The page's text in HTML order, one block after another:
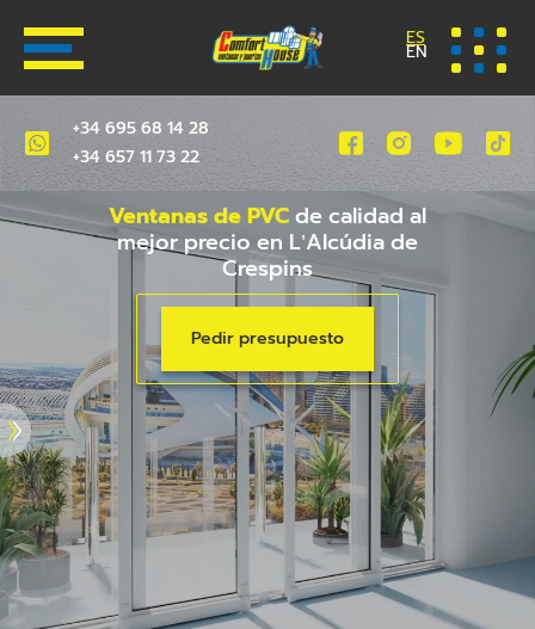
ES
EN
+34 695 68 14 28
+34 657 11 73 22
Ventanas de PVCde calidad al
mejor precio en L’Alcúdia de
Crespins
Pedir presupuesto